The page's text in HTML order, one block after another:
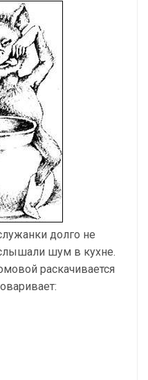
долго не
шум в кухне.
раскачивается